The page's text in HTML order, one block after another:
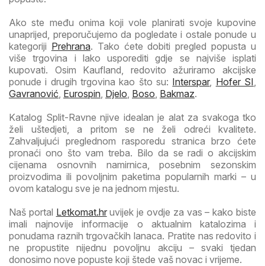
Ako ste među onima koji vole planirati svoje kupovine
unaprijed, preporučujemo da pogledate i ostale ponude u
kategoriji Prehrana. Tako ćete dobiti pregled popusta u
više trgovina i lako usporediti gdje se najviše isplati
kupovati. Osim Kaufland, redovito ažuriramo akcijske
ponude i drugih trgovina kao što su: Interspar, Hofer SI
Gavranović Eurospin Djelo Boso Bakmaz.
Katalog Split-Ravne njive idealan je alat za svakoga tko
želi uštedjeti, a pritom se ne želi odreći kvalitete.
Zahvaljujući preglednom rasporedu stranica brzo ćete
pronaći ono što vam treba. Bilo da se radi o akcijskim
cijenama osnovnih namirnica, posebnim sezonskim
proizvodima ili povoljnim paketima popularnih marki – u
ovom katalogu sve je na jednom mjestu.
Naš portal Letkomat.hruvijek je ovdje za vas – kako biste
imali najnovije informacije o aktualnim katalozima i
ponudama raznih trgovačkih lanaca. Pratite nas redovito i
ne propustite nijednu povoljnu akciju – svaki tjedan
donosimo nove popuste koji štede vaš novac i vrijeme.